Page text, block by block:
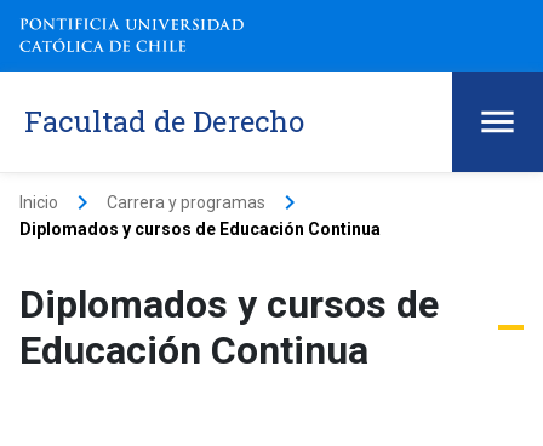
Facultad de Derecho
Inicio keyboard_arrow_right Carrera y programas keyboard_arrow_right
Diplomados y cursos de Educación Continua
Diplomados y cursos de
Educación Continua